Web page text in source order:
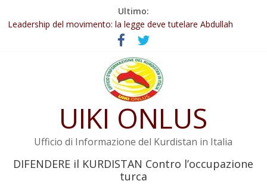
Ultimo:
Abdullah Öcalan: Le legge negativa deve essere trasformata in
legge positiva
Leadership del movimento: la legge deve tutelare Abdullah
Commissione donne del KNK: Şengal è di nuovo sotto minaccia
Non tenere conto della situazione di Rêber Apo ostacolerebbe
Il KNK chiede un’azione internazionale contro i crimini di guerra
UIKI ONLUS
Ufficio di Informazione del Kurdistan in Italia
DIFENDERE il KURDISTAN Contro l’occupazione
turca